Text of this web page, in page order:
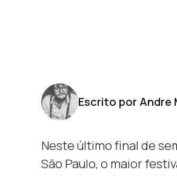
Escrito por Andre
Neste último final de
São Paulo, o maior